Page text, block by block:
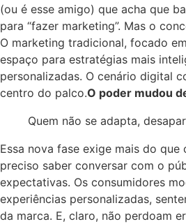
(ou é esse amigo) que acha que
para “fazer marketing”. Mas o
O marketing tradicional, focado
espaço para estratégias mais
personalizadas. O cenário digital
centro do palco.O poder mudou
Quem não se adapta,
Essa nova fase exige mais do que
preciso saber conversar com o
expectativas. Os consumidores
experiências personalizadas,
da marca. E, claro, não perdoam